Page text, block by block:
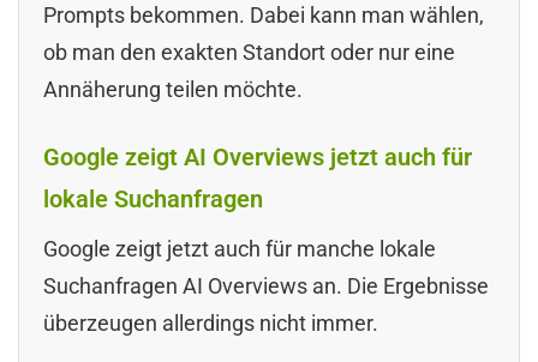
Prompts bekommen. Dabei kann man wählen,
ob man den exakten Standort oder nur eine
Annäherung teilen möchte.
Google zeigt AI Overviews jetzt auch für
lokale Suchanfragen
Google zeigt jetzt auch für manche lokale
Suchanfragen AI Overviews an. Die Ergebnisse
überzeugen allerdings nicht immer.